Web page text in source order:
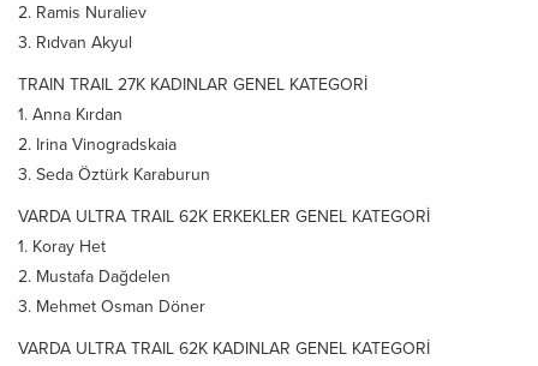
2. Ramis Nuraliev
3. Rıdvan Akyul
TRAIN TRAIL 27K KADINLAR GENEL KATEGORİ
1. Anna Kırdan
2. Irina Vinogradskaia
3. Seda Öztürk Karaburun
VARDA ULTRA TRAIL 62K ERKEKLER GENEL KATEGORİ
1. Koray Het
2. Mustafa Dağdelen
3. Mehmet Osman Döner
VARDA ULTRA TRAIL 62K KADINLAR GENEL KATEGORİ